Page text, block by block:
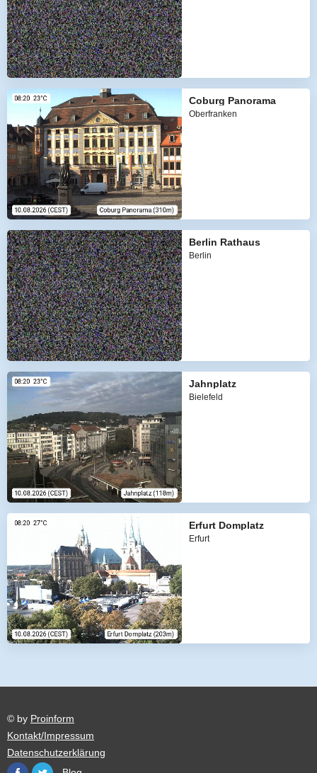
Coburg Panorama
Oberfranken
Berlin Rathaus
Berlin
Jahnplatz
Bielefeld
Erfurt Domplatz
Erfurt
© by Proinform
Kontakt/Impressum
Datenschutzerklärung